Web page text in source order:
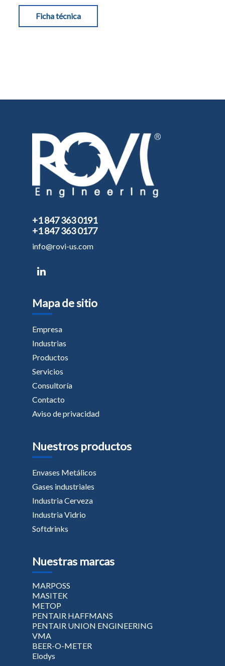
Ficha técnica
+1 847 363 0191
+1 847 363 0177
info@rovi-us.com
Mapa de sitio
Empresa
Industrias
Productos
Servicios
Consultoría
Contacto
Aviso de privacidad
Nuestros productos
Envases Metálicos
Gases industriales
Industria Cerveza
Industria Vidrio
Softdrinks
Nuestras marcas
MARPOSS
MASITEK
METOP
PENTAIR HAFFMANS
PENTAIR UNION ENGINEERING
VMA
BEER-O-METER
Elodys